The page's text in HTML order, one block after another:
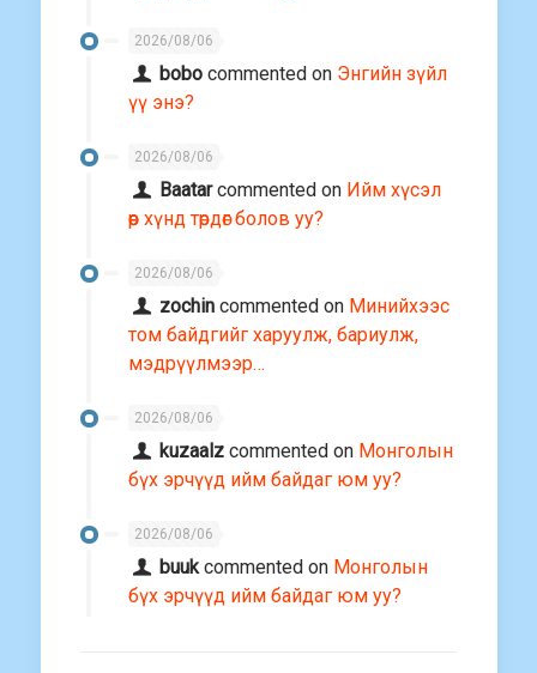
2026/08/06
bobo commented on Энгийн зүйл
үү энэ?
2026/08/06
Baatarcommented on Ийм хүсэл
өөр хүнд төрдөг болов уу?
2026/08/06
zochin commented on Минийхээс
том байдгийг харуулж, бариулж,
мэдрүүлмээр…
2026/08/06
kuzaalz commented on Монголын
бүх эрчүүд ийм байдаг юм уу?
2026/08/06
buukcommented on Монголын
бүх эрчүүд ийм байдаг юм уу?